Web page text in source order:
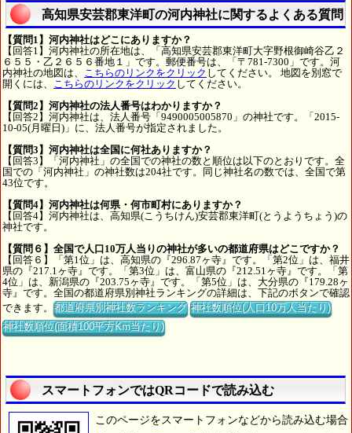
高知県安芸郡東洋町の河内神社に関するよくある質問
【質問1】河内神社はどこにありますか？
【回答1】河内神社の所在地は、「高知県安芸郡東洋町大字野根御崎谷乙２
６５５・乙２６５６番地１」です。郵便番号は、「〒781-7300」です。河
内神社の地図は、 こちらのリンクをクリック してください。 地図を別窓で
開くには、 こちらのリンクをクリック してください。
【質問2】河内神社の法人番号はわかりますか？
【回答2】河内神社は、法人番号「9490005005870」の神社です。「2015-
10-05(月曜日)」に、法人番号が指定されました。
【質問3】河内神社は全国に何社ありますか？
【回答3】「河内神社」の全国での神社の数と順位は以下のとおりです。全
国での「河内神社」の神社数は204社です。同じ神社名の数では、全国で第
43位です。
【質問4】河内神社は何県・何市町村にありますか？
【回答4】河内神社は、高知県(こうちけん)安芸郡東洋町(とうようちょう)の
神社です。
【質問６】全国で人口10万人当りの神社が多いの都道府県はどこですか？
【回答６】「第1位」は、高知県の『296.87ヶ寺』です。「第2位」は、福井
県の『217.1ヶ寺』です。「第3位」は、富山県の『212.51ヶ寺』です。「第
4位」は、新潟県の『203.75ヶ寺』です。「第5位」は、大分県の『179.28ヶ
寺』です。全国の都道府県別神社ランキングの詳細は、下記のボタンで確認
できます。都道府県別神社数ランキング 神社数順位(人口10万人当たり)
神社数順位(面積100平方Km当たり)
スマートフォンではQRコードで読み込む
このページをスマートフォンなどから読み込む場合